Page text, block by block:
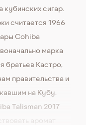
сигар.
считается 1966
Cohiba
марка
братьев Кастро,
правительства и
на Кубу.
Talisman 2017
аромат